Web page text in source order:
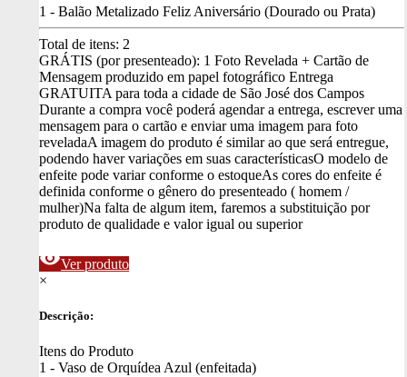
1 - Balão Metalizado Feliz Aniversário (Dourado ou Prata)
Total de itens: 2
GRÁTIS (por presenteado): 1 Foto Revelada + Cartão de
Mensagem produzido em papel fotográfico Entrega
GRATUITA para toda a cidade de São José dos Campos
Durante a compra você poderá agendar a entrega, escrever uma
mensagem para o cartão e enviar uma imagem para foto
reveladaA imagem do produto é similar ao que será entregue,
podendo haver variações em suas característicasO modelo de
enfeite pode variar conforme o estoqueAs cores do enfeite é
definida conforme o gênero do presenteado ( homem /
mulher)Na falta de algum item, faremos a substituição por
produto de qualidade e valor igual ou superior
visibilityVer produto
×
Descrição:
Itens do Produto
1 - Vaso de Orquídea Azul (enfeitada)